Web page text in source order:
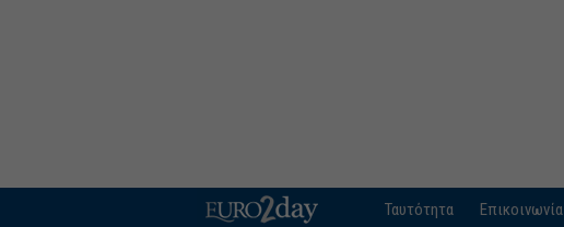
Ταυτότητα Επικοινωνία